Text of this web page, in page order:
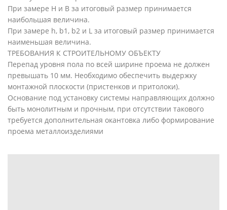
При замере Н и В за итоговый размер принимается
наибольшая величина.
При замере h, b1, b2 и L за итоговый размер принимается
наименьшая величина.
ТРЕБОВАНИЯ К СТРОИТЕЛЬНОМУ ОБЪЕКТУ
Перепад уровня пола по всей ширине проема не должен
превышать 10 мм. Необходимо обеспечить выдержку
монтажной плоскости (пристенков и притолоки).
Основание под установку системы направляющих должно
быть монолитным и прочным, при отсутствии такового
требуется дополнительная окантовка либо формирование
проема металлоизделиями